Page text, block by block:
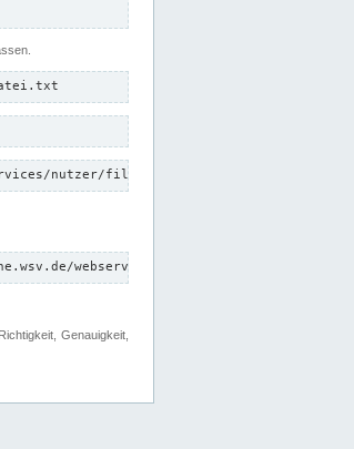
nutzer/files/testdatei.txt"
webservices/nutzer/files"
Genauigkeit,